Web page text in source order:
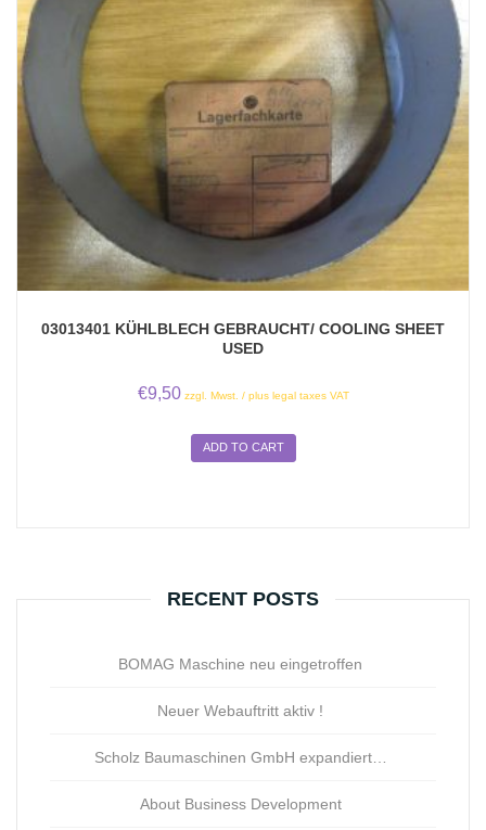
03013401 KÜHLBLECH GEBRAUCHT/ COOLING SHEET
USED
€9,50 zzgl. Mwst. / plus legal taxes VAT
ADD TO CART
RECENT POSTS
BOMAG Maschine neu eingetroffen
Neuer Webauftritt aktiv !
Scholz Baumaschinen GmbH expandiert…
About Business Development